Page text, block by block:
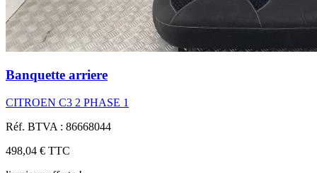
Banquette arriere
CITROEN C3 2 PHASE 1
Réf. BTVA : 86668044
498,04 € TTC